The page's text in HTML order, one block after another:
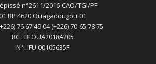
n°2611/2016-CAO/TGI/PF
BP 4620 Ouagadougou 01
76 67 49 04 (+226) 70 65 78 75
RC : BFOUA2018A205
N*. IFU 00105635F